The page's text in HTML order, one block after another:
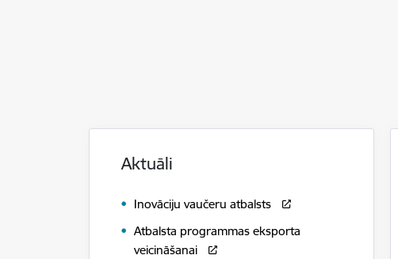
Aktuāli
Inovāciju vaučeru atbalsts
Atbalsta programmas eksporta
veicināšanai